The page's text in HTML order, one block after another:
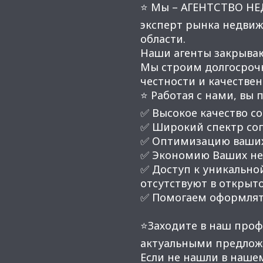
⭐ Мы – АГЕНТСТВО
эксперт рынка
области.
Наши агенты
Мы строим
честности и
⭐ Работая с нами, вы
✅ Высокое качество
✅ Широкий спектр
✅ Оптимизацию
✅ Экономию Ваших
✅ Доступ к
отсутствуют в
✅ Помогаем
⭐Заходите в наш
актуальными
Если не нашли в